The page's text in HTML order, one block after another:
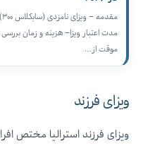
مدت اعتبار ویزا– هزینه و زمان
موقت از…
ویزای فرزند
ویزای فرزند استرالیا مختص